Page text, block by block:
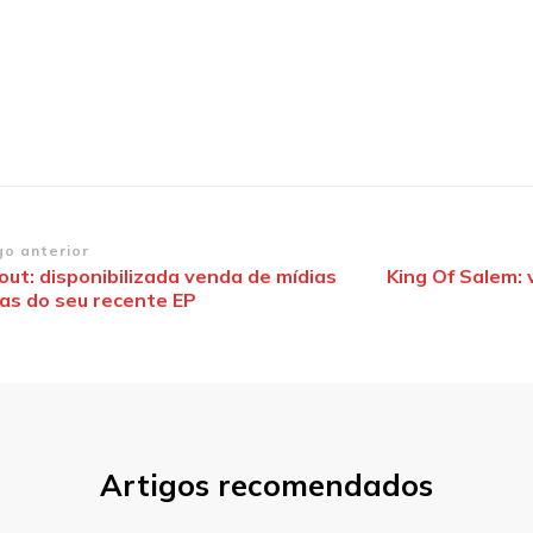
anterior
disponibilizada venda de mídias
do seu recente EP
King Of
Artigos recomendados